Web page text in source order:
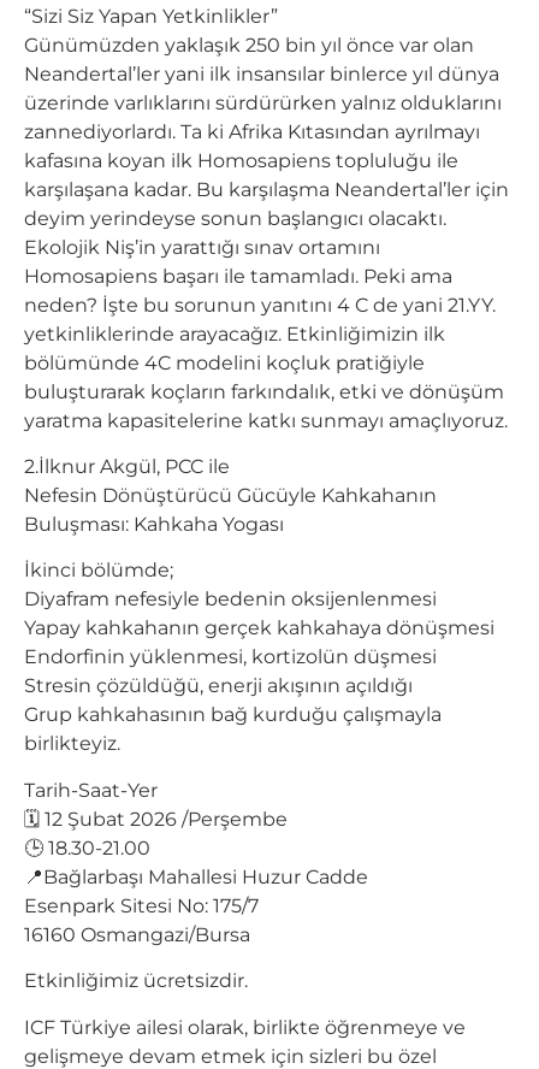
“Sizi Siz Yapan Yetkinlikler”
Günümüzden yaklaşık 250 bin yıl önce var olan
Neandertal’ler yani ilk insansılar binlerce yıl dünya
üzerinde varlıklarını sürdürürken yalnız olduklarını
zannediyorlardı. Ta ki Afrika Kıtasından ayrılmayı
kafasına koyan ilk Homosapiens topluluğu ile
karşılaşana kadar. Bu karşılaşma Neandertal’ler için
deyim yerindeyse sonun başlangıcı olacaktı.
Ekolojik Niş’in yarattığı sınav ortamını
Homosapiens başarı ile tamamladı. Peki ama
neden? İşte bu sorunun yanıtını 4 C de yani 21.YY.
yetkinliklerinde arayacağız. Etkinliğimizin ilk
bölümünde 4C modelini koçluk pratiğiyle
buluşturarak koçların farkındalık, etki ve dönüşüm
yaratma kapasitelerine katkı sunmayı amaçlıyoruz.
2.İlknur Akgül, PCC ile
Nefesin Dönüştürücü Gücüyle Kahkahanın
Buluşması: Kahkaha Yogası
İkinci bölümde;
Diyafram nefesiyle bedenin oksijenlenmesi
Yapay kahkahanın gerçek kahkahaya dönüşmesi
Endorfinin yüklenmesi, kortizolün düşmesi
Stresin çözüldüğü, enerji akışının açıldığı
Grup kahkahasının bağ kurduğu çalışmayla
birlikteyiz.
Tarih-Saat-Yer
🗓️ 12 Şubat 2026 /Perşembe
🕒 18.30-21.00
📍Bağlarbaşı Mahallesi Huzur Cadde
Esenpark Sitesi No: 175/7
16160 Osmangazi/Bursa
Etkinliğimiz ücretsizdir.
ICF Türkiye ailesi olarak, birlikte öğrenmeye ve
gelişmeye devam etmek için sizleri bu özel